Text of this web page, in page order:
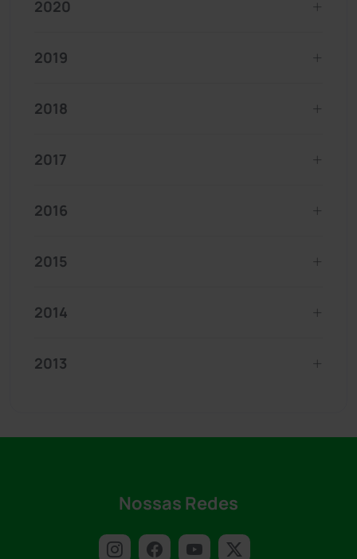
2020
2019
2018
2017
2016
2015
2014
2013
Nossas Redes